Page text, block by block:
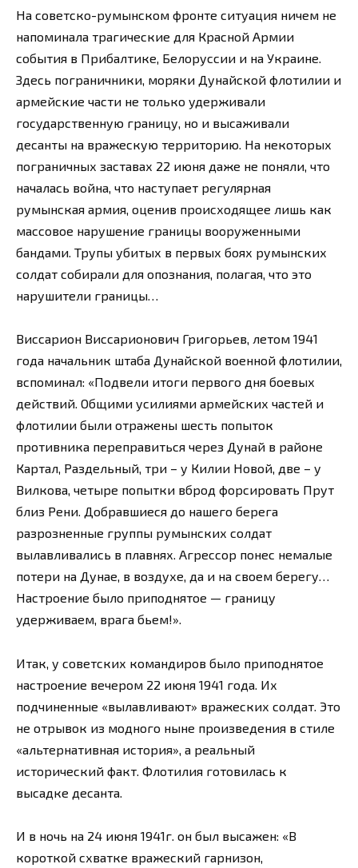
На советско-румынском фронте ситуация ничем не
напоминала трагические для Красной Армии
события в Прибалтике, Белоруссии и на Украине.
Здесь пограничники, моряки Дунайской флотилии и
армейские части не только удерживали
государственную границу, но и высаживали
десанты на вражескую территорию. На некоторых
пограничных заставах 22 июня даже не поняли, что
началась война, что наступает регулярная
румынская армия, оценив происходящее лишь как
массовое нарушение границы вооруженными
бандами. Трупы убитых в первых боях румынских
солдат собирали для опознания, полагая, что это
нарушители границы…
Виссарион Виссарионович Григорьев, летом 1941
года начальник штаба Дунайской военной флотилии,
вспоминал: «Подвели итоги первого дня боевых
действий. Общими усилиями армейских частей и
флотилии были отражены шесть попыток
противника переправиться через Дунай в районе
Картал, Раздельный, три – у Килии Новой, две – у
Вилкова, четыре попытки вброд форсировать Прут
близ Рени. Добравшиеся до нашего берега
разрозненные группы румынских солдат
вылавливались в плавнях. Агрессор понес немалые
потери на Дунае, в воздухе, да и на своем берегу…
Настроение было приподнятое — границу
удерживаем, врага бьем!».
Итак, у советских командиров было приподнятое
настроение вечером 22 июня 1941 года. Их
подчиненные «вылавливают» вражеских солдат. Это
не отрывок из модного ныне произведения в стиле
«альтернативная история», а реальный
исторический факт. Флотилия готовилась к
высадке десанта.
И в ночь на 24 июня 1941г. он был высажен: «В
короткой схватке вражеский гарнизон,